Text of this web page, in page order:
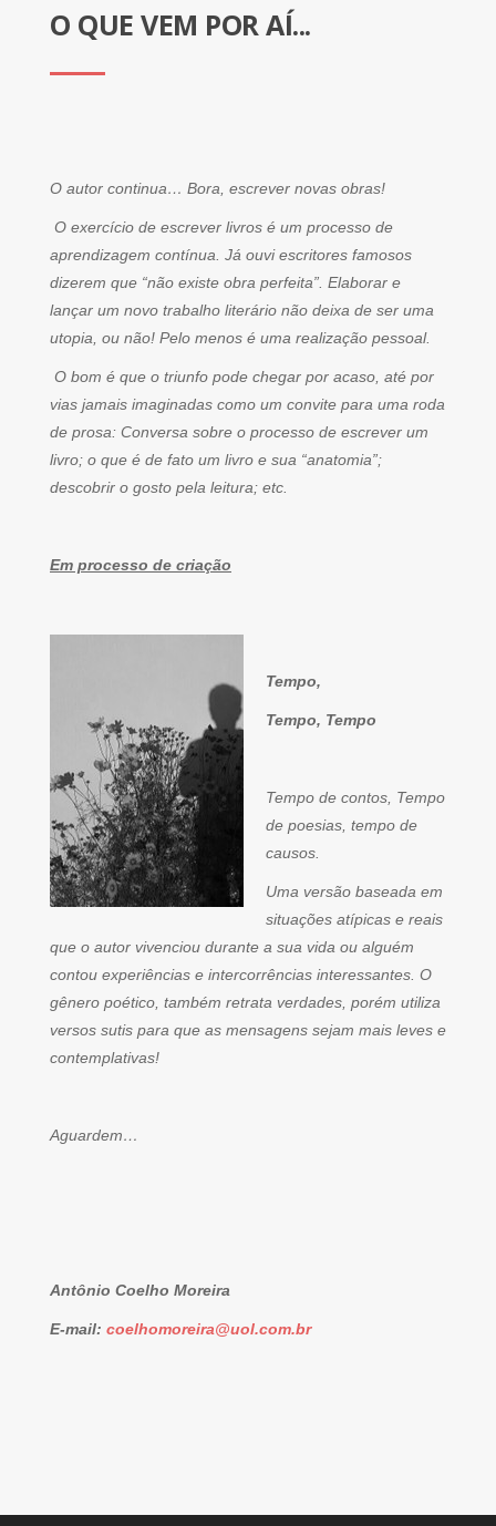
O QUE VEM POR AÍ...
O autor continua… Bora, escrever novas obras!
O exercício de escrever livros é um processo de
aprendizagem contínua. Já ouvi escritores famosos
dizerem que “não existe obra perfeita”. Elaborar e
lançar um novo trabalho literário não deixa de ser uma
utopia, ou não! Pelo menos é uma realização pessoal.
O bom é que o triunfo pode chegar por acaso, até por
vias jamais imaginadas como um convite para uma roda
de prosa: Conversa sobre o processo de escrever um
livro; o que é de fato um livro e sua “anatomia”;
descobrir o gosto pela leitura; etc.
Em processo de criação
Tempo,
Tempo, Tempo
Tempo de contos, Tempo
de poesias, tempo de
causos.
Uma versão baseada em
situações atípicas e reais
que o autor vivenciou durante a sua vida ou alguém
contou experiências e intercorrências interessantes. O
gênero poético, também retrata verdades, porém utiliza
versos sutis para que as mensagens sejam mais leves e
contemplativas!
Aguardem…
Antônio Coelho Moreira
E-mail: coelhomoreira@uol.com.br